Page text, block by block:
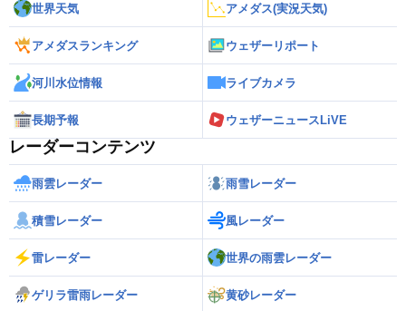
世界天気 アメダス(実況天気)
アメダスランキング ウェザーリポート
河川水位情報 ライブカメラ
長期予報 ウェザーニュースLiVE
レーダーコンテンツ
雨雲レーダー 雨雪レーダー
積雪レーダー 風レーダー
雷レーダー 世界の雨雲レーダー
ゲリラ雷雨レーダー 黄砂レーダー